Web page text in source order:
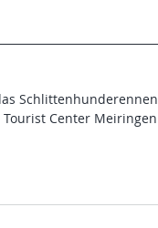
Schlittenhunderennen
Center Meiringen